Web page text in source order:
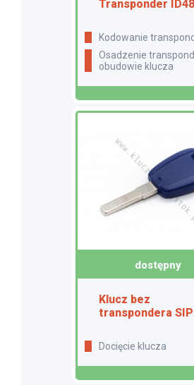
Transponder ID48
Kodowanie
Osadzenie transpondera w
obudowie klucza
dostępny
Klucz bez
transpondera
Docięcie klucza